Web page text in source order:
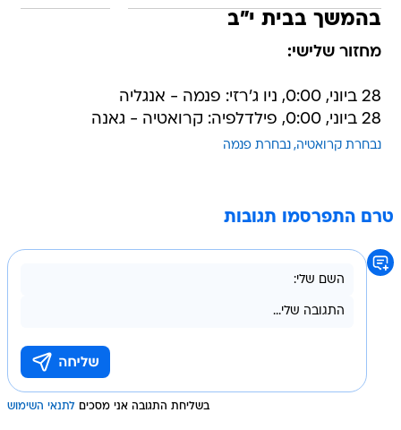
בהמשך בבית י"ב
מחזור שלישי:
28 ביוני, 0:00, ניו ג'רזי: פנמה - אנגליה
28 ביוני, 0:00, פילדלפיה: קרואטיה - גאנה
נבחרת קרואטיה נבחרת פנמה
טרם התפרסמו תגובות
בשליחת התגובה אני מסכים לתנאי השימוש